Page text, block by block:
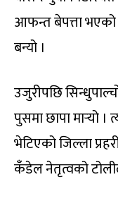
आफन्त बेपत्ता भएको
बन्यो ।
उजुरीपछि
पुसमा छापा मार्‍यो ।
भेटिएको जिल्ला
कँडेल नेतृत्वको